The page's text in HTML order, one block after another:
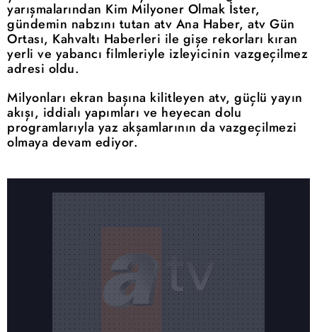
yarışmalarından Kim Milyoner Olmak İster,
gündemin nabzını tutan atv Ana Haber, atv Gün
Ortası, Kahvaltı Haberleri ile gişe rekorları kıran
yerli ve yabancı filmleriyle izleyicinin vazgeçilmez
adresi oldu.
Milyonları ekran başına kilitleyen atv, güçlü yayın
akışı, iddialı yapımları ve heyecan dolu
programlarıyla yaz akşamlarının da vazgeçilmezi
olmaya devam ediyor.